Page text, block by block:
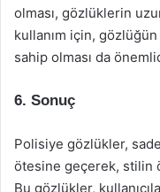
olması, gözlüklerin
kullanım için,
sahip olması da
6. Sonuç
Polisiye gözlükler,
ötesine geçerek, stilin
Bu gözlükler,